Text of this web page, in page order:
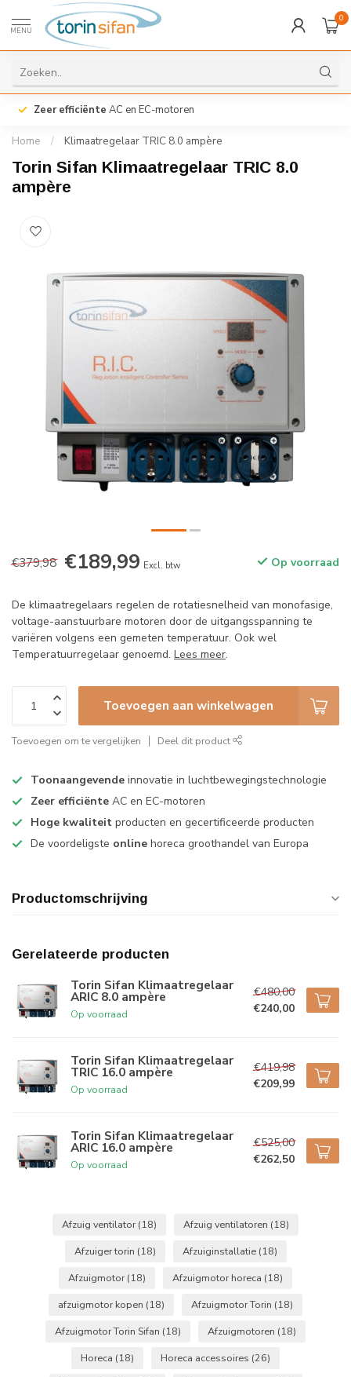
MENU
0
Zeer efficiënte AC en EC-motoren
Home / Klimaatregelaar TRIC 8.0 ampère
Torin Sifan Klimaatregelaar TRIC 8.0
ampère
€379,98 €189,99 Excl. btw Op voorraad
De klimaatregelaars regelen de rotatiesnelheid van monofasige,
voltage-aanstuurbare motoren door de uitgangsspanning te
variëren volgens een gemeten temperatuur. Ook wel
Temperatuurregelaar genoemd. Lees meer.
Toevoegen aan winkelwagen
Toevoegen om te vergelijken Deel dit product
Toonaangevende innovatie in luchtbewegingstechnologie
Zeer efficiënte AC en EC-motoren
Hoge kwaliteit producten en gecertificeerde producten
De voordeligste online horeca groothandel van Europa
Productomschrijving
Gerelateerde producten
Torin Sifan Klimaatregelaar
ARIC 8.0 ampère
Op voorraad
€480,00
€240,00
Torin Sifan Klimaatregelaar
TRIC 16.0 ampère
Op voorraad
€419,98
€209,99
Torin Sifan Klimaatregelaar
ARIC 16.0 ampère
Op voorraad
€525,00
€262,50
Afzuig ventilator (18) Afzuig ventilatoren (18)
Afzuiger torin (18) Afzuiginstallatie (18)
Afzuigmotor (18) Afzuigmotor horeca (18)
afzuigmotor kopen (18) Afzuigmotor Torin (18)
Afzuigmotor Torin Sifan (18) Afzuigmotoren (18)
Horeca (18) Horeca accessoires (26)